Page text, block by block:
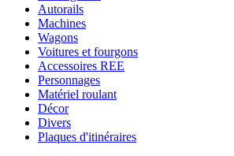
Autorails
Machines
Wagons
Voitures et fourgons
Accessoires REE
Personnages
Matériel roulant
Décor
Divers
Plaques d'itinéraires